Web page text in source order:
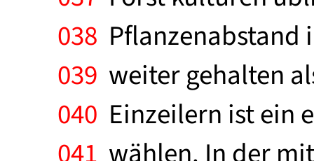
038
039 weiter gehalten
040 Einzeilern ist ein